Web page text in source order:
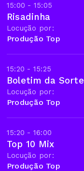
15:00 - 15:05
Risadinha
Locução por:
Produção Top
15:20 - 15:25
Boletim da Sorte
Locução por:
Produção Top
15:20 - 16:00
Top 10 Mix
Locução por:
Produção Top